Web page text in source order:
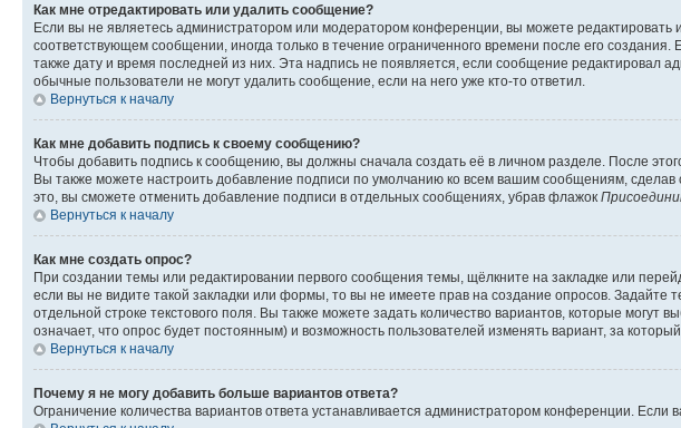
Как мне отредактировать или удалить сообщение?
Если вы не являетесь администратором или модератором конференции, вы можете
соответствующем сообщении, иногда только в течение ограниченного времени после его
также дату и время последней из них. Эта надпись не появляется, если сообщение редактировал
обычные пользователи не могут удалить сообщение, если на него уже кто-то ответил.
Вернуться к началу
Как мне добавить подпись к своему сообщению?
Чтобы добавить подпись к сообщению, вы должны сначала создать её в личном разделе. После
Вы также можете настроить добавление подписи по умолчанию ко всем вашим сообщениям,
это, вы сможете отменить добавление подписи в отдельных сообщениях, убрав флажок
Вернуться к началу
Как мне создать опрос?
При создании темы или редактировании первого сообщения темы, щёлкните на закладке или
если вы не видите такой закладки или формы, то вы не имеете прав на создание опросов. Задайте
отдельной строке текстового поля. Вы также можете задать количество вариантов, которые
означает, что опрос будет постоянным) и возможность пользователей изменять вариант, за
Вернуться к началу
Почему я не могу добавить больше вариантов ответа?
Ограничение количества вариантов ответа устанавливается администратором конференции.